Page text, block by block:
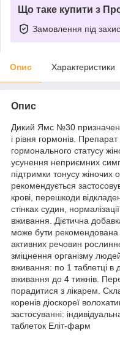
Що таке купити з
Замовлення під
Опис Характеристики
Опис
Дикий Ямс №30
і рівня гормонів.
гормонального статусу
усунення неприємних
підтримки тонусу жіночих
рекомендується
крові, перешкоди
стінках судин,
вживання. Дієтична
може бути рекомендована
активних речовин
зміцнення організму
вживання: по 1 таблетці в
вживання до 4 тижнів.
порадитися з лікарем.
коренів діоскореї
застосуванні:
таблеток Еліт-фарм